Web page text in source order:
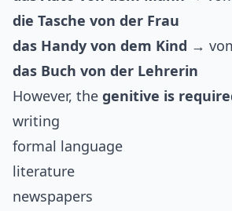
die Tasche von der Frau
das Handy von dem Kind →
das Buch von der Lehrerin
However, the genitive is
writing
formal language
literature
newspapers